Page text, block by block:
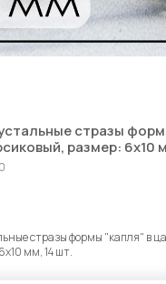
стразы
размер: 6х10
стразы формы "капля" в
мм, 14 шт.